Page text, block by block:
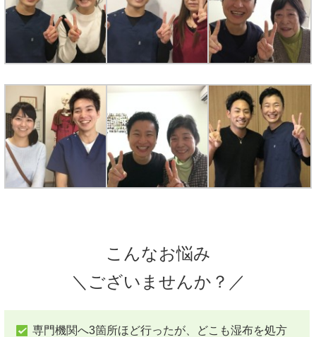
こんなお悩み
＼ございませんか？／
専門機関へ3箇所ほど行ったが、どこも湿布を処方